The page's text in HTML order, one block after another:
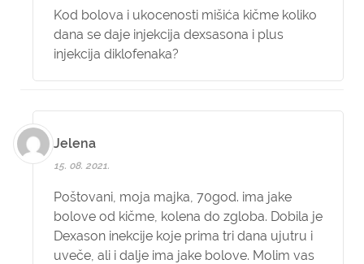
Kod bolova i ukocenosti mišića kičme koliko
dana se daje injekcija dexsasona i plus
injekcija diklofenaka?
Jelena
15. 08. 2021.
Poštovani, moja majka, 70god. ima jake
bolove od kičme, kolena do zgloba. Dobila je
Dexason inekcije koje prima tri dana ujutru i
uveče, ali i dalje ima jake bolove. Molim vas